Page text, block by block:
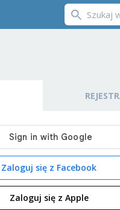
Zaloguj się z Facebook
Zaloguj się z Apple